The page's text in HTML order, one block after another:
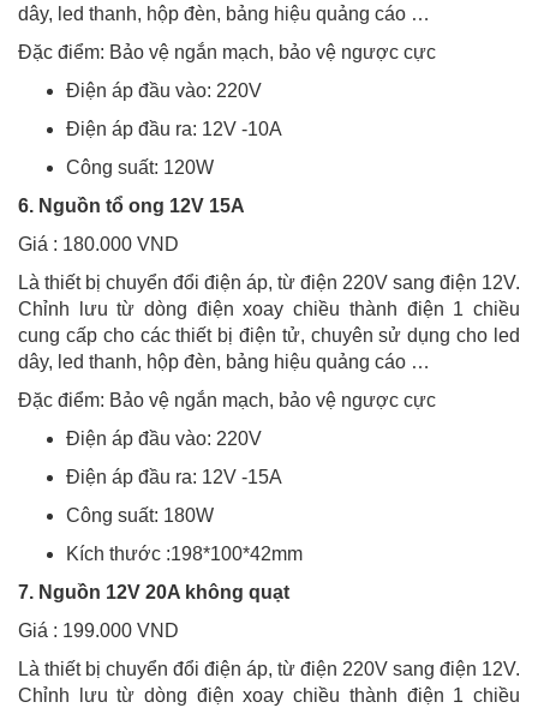
dây, led thanh, hộp đèn, bảng hiệu quảng cáo …
Đặc điểm: Bảo vệ ngắn mạch, bảo vệ ngược cực
Điện áp đầu vào: 220V
Điện áp đầu ra: 12V -10A
Công suất: 120W
6. Nguồn tổ ong 12V 15A
Giá : 180.000 VND
Là thiết bị chuyển đổi điện áp, từ điện 220V sang điện 12V.
Chỉnh lưu từ dòng điện xoay chiều thành điện 1 chiều
cung cấp cho các thiết bị điện tử, chuyên sử dụng cho led
dây, led thanh, hộp đèn, bảng hiệu quảng cáo …
Đặc điểm: Bảo vệ ngắn mạch, bảo vệ ngược cực
Điện áp đầu vào: 220V
Điện áp đầu ra: 12V -15A
Công suất: 180W
Kích thước :198*100*42mm
7. Nguồn 12V 20A không quạt
Giá : 199.000 VND
Là thiết bị chuyển đổi điện áp, từ điện 220V sang điện 12V.
Chỉnh lưu từ dòng điện xoay chiều thành điện 1 chiều